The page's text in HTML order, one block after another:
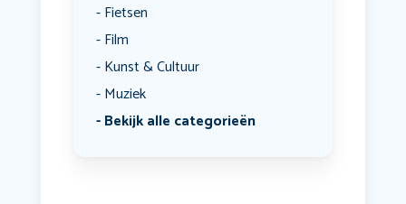
Fietsen
Film
Kunst & Cultuur
Muziek
Bekijk alle categorieën